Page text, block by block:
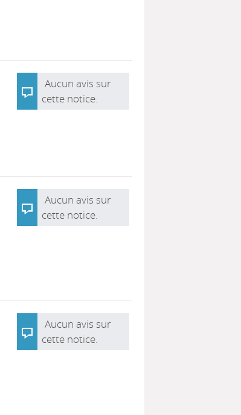
Aucun avis sur
cette notice.
Aucun avis sur
cette notice.
Aucun avis sur
cette notice.